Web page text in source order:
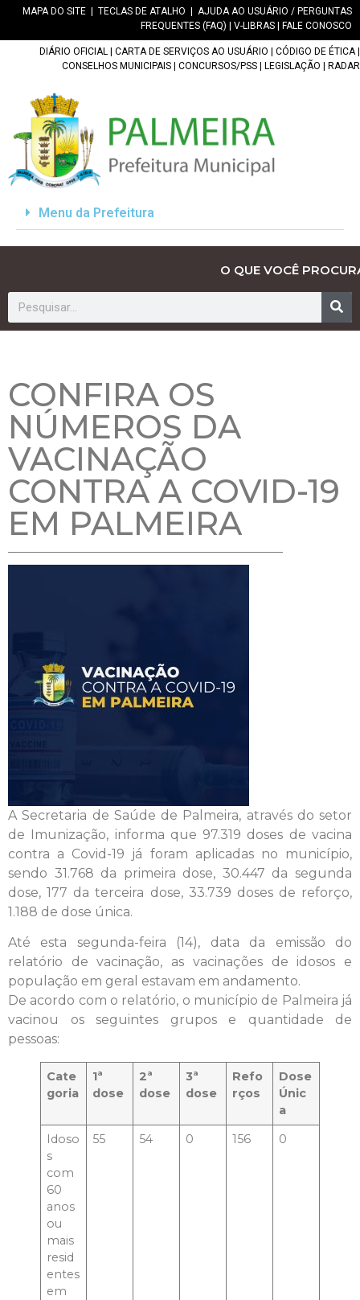
MAPA DO SITE TECLAS DE ATALHO
AJUDA AO USUÁRIO / PERGUNTAS
FREQUENTES (FAQ)
V-LIBRAS FALE CONOSCO
DIÁRIO OFICIAL CARTA DE SERVIÇOS AO USUÁRIO CÓDIGO DE ÉTICA|
CONSELHOS MUNICIPAIS
CONCURSOS/PSS LEGISLAÇÃO RADAR
Menu da Prefeitura
O QUE VOCÊ
CONFIRA OS
NÚMEROS DA
VACINAÇÃO
CONTRA A COVID-19
EM PALMEIRA
A Secretaria de Saúde de Palmeira, através do setor
de Imunização, informa que 97.319 doses de vacina
contra a Covid-19 já foram aplicadas no município,
sendo 31.768 da primeira dose, 30.447 da segunda
dose, 177 da terceira dose, 33.739 doses de reforço,
1.188 de dose única.
Até esta segunda-feira (14), data da emissão do
relatório de vacinação, as vacinações de idosos e
população em geral estavam em andamento.
De acordo com o relatório, o município de Palmeira já
vacinou os seguintes grupos e quantidade de
pessoas:
Cate
goria
1ª
dose
2ª
dose
3ª
dose
Refo
rços
Dose
Únic
a
Idoso
s
com
60
anos
ou
mais
resid
entes
em
55 54 0 156 0